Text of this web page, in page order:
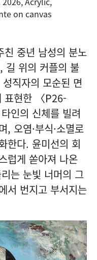
on canvas
친 중년 남성의 분노
길 위의 커플의 불
직자의 모순된 면
표현한 〈P26-
인의 신체를 빌려
, 오염·부식·소멸로
한다. 윤미선의 회
럽게 쏟아져 나온
는 눈빛 너머의 그
서 번지고 부서지는